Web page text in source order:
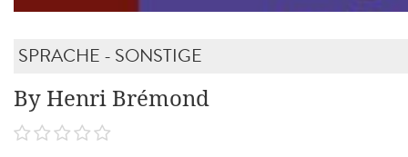
SPRACHE - SONSTIGE
By Henri Brémond